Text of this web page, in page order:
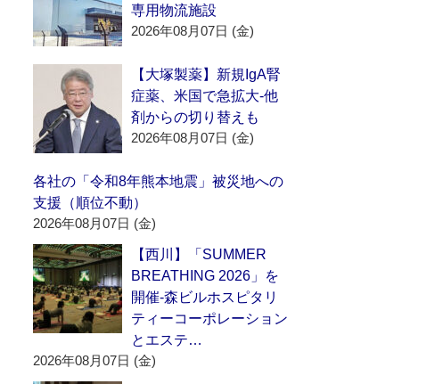
専用物流施設
2026年08月07日 (金)
【大塚製薬】新規IgA腎
症薬、米国で急拡大‐他
剤からの切り替えも
2026年08月07日 (金)
各社の「令和8年熊本地震」被災地への
支援（順位不動）
2026年08月07日 (金)
【西川】「SUMMER
BREATHING 2026」を
開催‐森ビルホスピタリ
ティーコーポレーション
とエステ…
2026年08月07日 (金)